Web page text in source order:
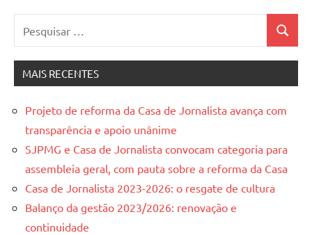
por:
MAIS RECENTES
Projeto de reforma da Casa de Jornalista avança com
transparência e apoio unânime
SJPMG e Casa de Jornalista convocam categoria para
assembleia geral, com pauta sobre a reforma da Casa
Casa de Jornalista 2023-2026: o resgate de cultura
Balanço da gestão 2023/2026: renovação e
continuidade